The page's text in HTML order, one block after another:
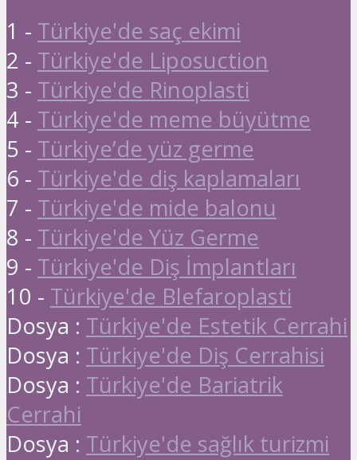
1 - Türkiye'de saç ekimi
2 - Türkiye'de Liposuction
3 - Türkiye'de Rinoplasti
4 - Türkiye'de meme büyütme
5 - Türkiye’de yüz germe
6 - Türkiye'de diş kaplamaları
7 - Türkiye'de mide balonu
8 - Türkiye'de Yüz Germe
9 - Türkiye'de Diş İmplantları
10 - Türkiye'de Blefaroplasti
Dosya : Türkiye'de Estetik Cerrahi
Dosya : Türkiye'de Diş Cerrahisi
Dosya : Türkiye'de Bariatrik
Cerrahi
Dosya : Türkiye'de sağlık turizmi